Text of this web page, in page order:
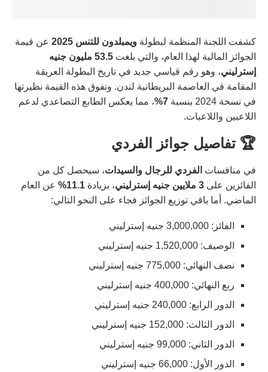
كشفت اللجنة المنظمة لبطولة ويمبلدون للتنس 2025
عن قيمة
الجوائز المالية لهذا العام، والتي بلغت
53.5 مليون جنيه
إسترليني، وهو رقم قياسي جديد في تاريخ البطولة العريقة
المقامة في العاصمة البريطانية لندن. وتفوق هذه القيمة نظيرتها
في نسخة 2024 بنسبة
7%
، مما يعكس الطابع التصاعدي لدعم
اللاعبين واللاعبات.
🏆 تفاصيل جوائز الفردي
في منافسات الفردي للرجال والسيدات، سيحصل كل من
الفائزين على 3 ملايين جنيه إسترليني ، بزيادة 11.1%
عن العام
الماضي. أما باقي توزيع الجوائز فجاء على النحو التالي:
الفائز: 3,000,000 جنيه إسترليني
الوصيف: 1,520,000 جنيه إسترليني
نصف النهائي: 775,000 جنيه إسترليني
ربع النهائي: 400,000 جنيه إسترليني
الدور الرابع: 240,000 جنيه إسترليني
الدور الثالث: 152,000 جنيه إسترليني
الدور الثاني: 99,000 جنيه إسترليني
الدور الأول: 66,000 جنيه إسترليني